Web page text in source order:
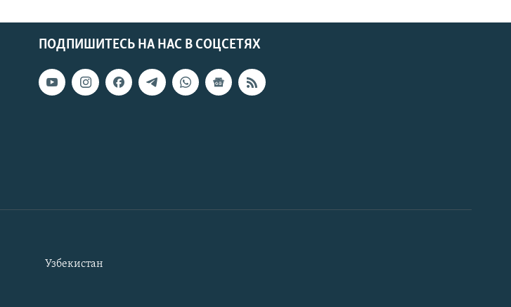
ПОДПИШИТЕСЬ НА НАС В СОЦСЕТЯХ
Узбекистан